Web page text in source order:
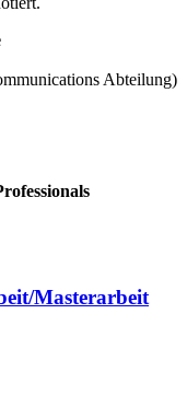
Abteilung)
Masterarbeit